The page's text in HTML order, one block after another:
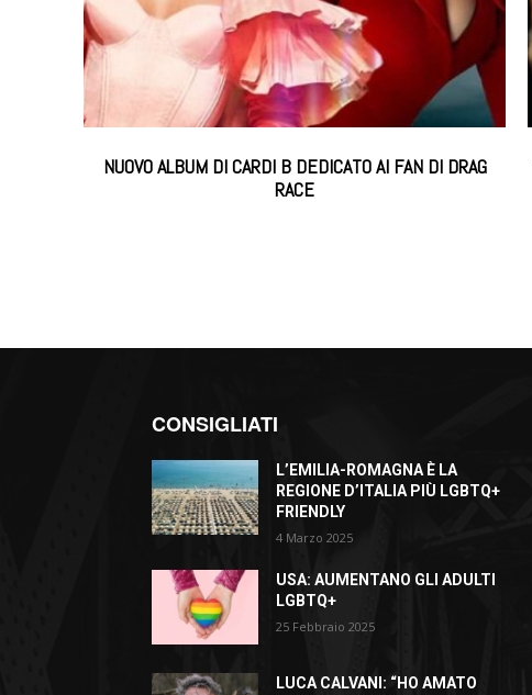
NUOVO ALBUM DI CARDI B DEDICATO AI FAN DI DRAG
RACE
CONSIGLIATI
L’EMILIA-ROMAGNA È LA
REGIONE D’ITALIA PIÙ LGBTQ+
FRIENDLY
4 Marzo 2025
USA: AUMENTANO GLI ADULTI
LGBTQ+
25 Febbraio 2025
LUCA CALVANI: “HO AMATO